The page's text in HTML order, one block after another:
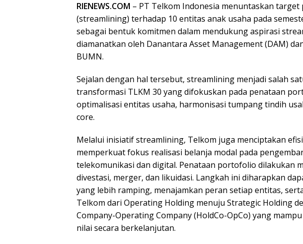
RIENEWS.COM – PT Telkom Indonesia menuntaskan target
(streamlining) terhadap 10 entitas anak usaha pada
sebagai bentuk komitmen dalam mendukung aspirasi
diamanatkan oleh Danantara Asset Management (DAM)
BUMN.
Sejalan dengan hal tersebut, streamlining menjadi salah
transformasi TLKM 30 yang difokuskan pada penataan
optimalisasi entitas usaha, harmonisasi tumpang tindih
core.
Melalui inisiatif streamlining, Telkom juga menciptakan
memperkuat fokus realisasi belanja modal pada
telekomunikasi dan digital. Penataan portofolio dilakukan
divestasi, merger, dan likuidasi. Langkah ini diharapkan
yang lebih ramping, menajamkan peran setiap entitas,
Telkom dari Operating Holding menuju Strategic Holding
Company-Operating Company (HoldCo-OpCo) yang
nilai secara berkelanjutan.